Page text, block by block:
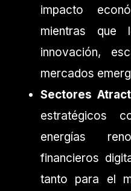
impacto
mientras que
innovación,
mercados
Sectores
estratégicos
energías
financieros
tanto para el